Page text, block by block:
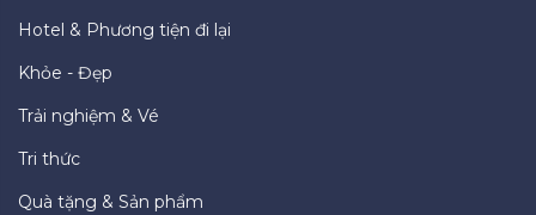
Hotel & Phương tiện đi lại
Khỏe - Đẹp
Trải nghiệm & Vé
Tri thức
Quà tặng & Sản phẩm